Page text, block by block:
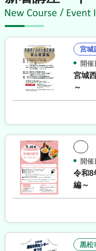
宮城
開
宮城
～
開
令和8
編～
黒松